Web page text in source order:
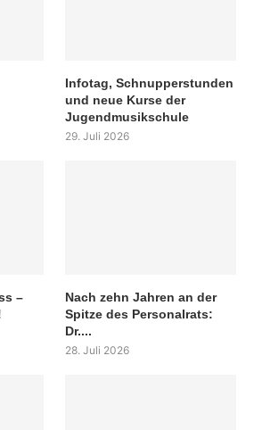
Infotag, Schnupperstunden
und neue Kurse der
Jugendmusikschule
29. Juli 2026
–
Nach zehn Jahren an der
Spitze des Personalrats:
Dr....
28. Juli 2026